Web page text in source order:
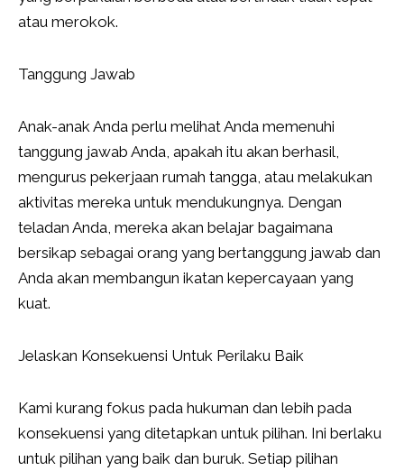
atau merokok.
Tanggung Jawab
Anak-anak Anda perlu melihat Anda memenuhi
tanggung jawab Anda, apakah itu akan berhasil,
mengurus pekerjaan rumah tangga, atau melakukan
aktivitas mereka untuk mendukungnya. Dengan
teladan Anda, mereka akan belajar bagaimana
bersikap sebagai orang yang bertanggung jawab dan
Anda akan membangun ikatan kepercayaan yang
kuat.
Jelaskan Konsekuensi Untuk Perilaku Baik
Kami kurang fokus pada hukuman dan lebih pada
konsekuensi yang ditetapkan untuk pilihan. Ini berlaku
untuk pilihan yang baik dan buruk. Setiap pilihan